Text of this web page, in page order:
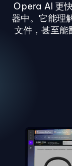
Opera AI 更
器中。它能理
文件，甚至